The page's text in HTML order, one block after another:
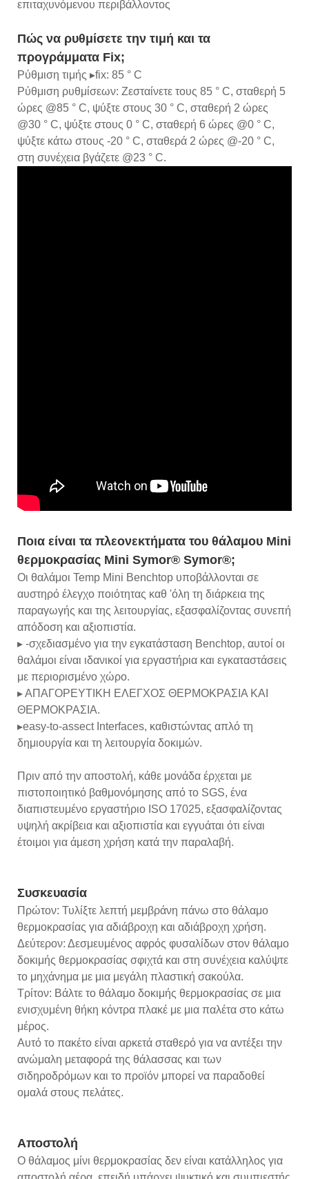
επιταχυνόμενου περιβάλλοντος
Πώς να ρυθμίσετε την τιμή και τα
προγράμματα Fix;
Ρύθμιση τιμής ▸fix: 85 ° C
Ρύθμιση ρυθμίσεων: Ζεσταίνετε τους 85 ° C, σταθερή 5
ώρες @85 ° C, ψύξτε στους 30 ° C, σταθερή 2 ώρες
@30 ° C, ψύξτε στους 0 ° C, σταθερή 6 ώρες @0 ° C,
ψύξτε κάτω στους -20 ° C, σταθερά 2 ώρες @-20 ° C,
στη συνέχεια βγάζετε @23 ° C.
Ποια είναι τα πλεονεκτήματα του θάλαμου Mini
θερμοκρασίας Mini Symor® Symor®;
Οι θαλάμοι Temp Mini Benchtop υποβάλλονται σε
αυστηρό έλεγχο ποιότητας καθ 'όλη τη διάρκεια της
παραγωγής και της λειτουργίας, εξασφαλίζοντας συνεπή
απόδοση και αξιοπιστία.
▸ -σχεδιασμένο για την εγκατάσταση Benchtop, αυτοί οι
θαλάμοι είναι ιδανικοί για εργαστήρια και εγκαταστάσεις
με περιορισμένο χώρο.
▸ ΑΠΑΓΟΡΕΥΤΙΚΗ ΕΛΕΓΧΟΣ ΘΕΡΜΟΚΡΑΣΙΑ ΚΑΙ
ΘΕΡΜΟΚΡΑΣΙΑ.
▸easy-to-assect Interfaces, καθιστώντας απλό τη
δημιουργία και τη λειτουργία δοκιμών.
Πριν από την αποστολή, κάθε μονάδα έρχεται με
πιστοποιητικό βαθμονόμησης από το SGS, ένα
διαπιστευμένο εργαστήριο ISO 17025, εξασφαλίζοντας
υψηλή ακρίβεια και αξιοπιστία και εγγυάται ότι είναι
έτοιμοι για άμεση χρήση κατά την παραλαβή.
Συσκευασία
Πρώτον: Τυλίξτε λεπτή μεμβράνη πάνω στο θάλαμο
θερμοκρασίας για αδιάβροχη και αδιάβροχη χρήση.
Δεύτερον: Δεσμευμένος αφρός φυσαλίδων στον θάλαμο
δοκιμής θερμοκρασίας σφιχτά και στη συνέχεια καλύψτε
το μηχάνημα με μια μεγάλη πλαστική σακούλα.
Τρίτον: Βάλτε το θάλαμο δοκιμής θερμοκρασίας σε μια
ενισχυμένη θήκη κόντρα πλακέ με μια παλέτα στο κάτω
μέρος.
Αυτό το πακέτο είναι αρκετά σταθερό για να αντέξει την
ανώμαλη μεταφορά της θάλασσας και των
σιδηροδρόμων και το προϊόν μπορεί να παραδοθεί
ομαλά στους πελάτες.
Αποστολή
Ο θάλαμος μίνι θερμοκρασίας δεν είναι κατάλληλος για